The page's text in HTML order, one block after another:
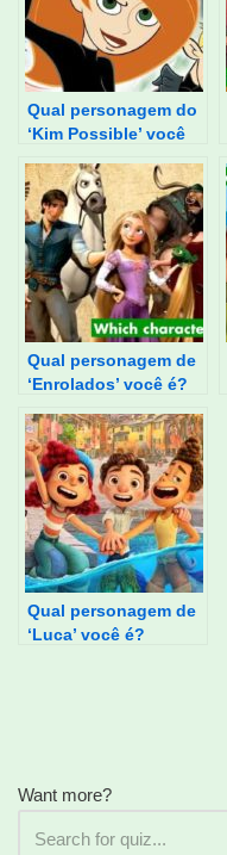
Qual personagem do
‘Kim Possible’ você
Qual personagem de
‘Enrolados’ você é?
Qual personagem de
‘Luca’ você é?
Want more?